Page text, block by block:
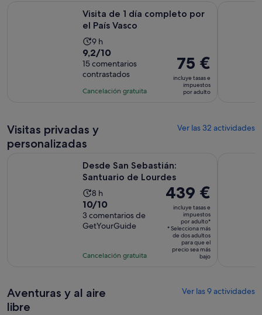
Visita de 1 día completo por
el País Vasco
La
duración
de
la
actividad
9 horas
9 h
9.2
sobre
10
con
9,2/10
15 comentarios
contrastados
Cancelación gratuita
El
precio
es
de
adulto
75 €
incluye tasas e
impuestos
por adulto
Visitas privadas y
personalizadas
Ver las 32 actividades
Desde San Sebastián:
Santuario de Lourdes
La
duración
de
la
es
8 h
10.0
sobre
10
3
10/10
3 comentarios de
GetYourGuide
Cancelación gratuita
El
precio
es
de
439 €
por
439 €
incluye tasas e
impuestos
por adulto*
* Selecciona más
de dos adultos
para que el
precio sea más
bajo
Aventuras y al aire
libre
Ver las 9 actividades